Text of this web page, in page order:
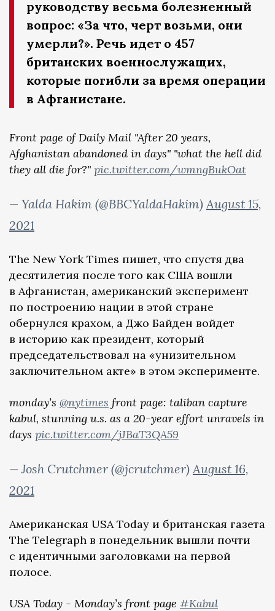
руководству весьма болезненный
вопрос: «За что, черт возьми, они
умерли?». Речь идет о 457
британских военнослужащих,
которые погибли за время операции
в Афганистане.
Front page of Daily Mail "After 20 years,
Afghanistan abandoned in days" "what the hell did
they all die for?" pic.twitter.com/wmngBukOat
— Yalda Hakim (@BBCYaldaHakim)August 15,
2021
The New York Times пишет, что спустя два
десятилетия после того как США вошли
в Афганистан, американский эксперимент
по построению нации в этой стране
обернулся крахом, а Джо Байден войдет
в историю как президент, который
председательствовал на «унизительном
заключительном акте» в этом эксперименте.
monday’s @nytimes front page: taliban capture
kabul, stunning u.s. as a 20-year effort unravels in
days pic.twitter.com/jJBaT3QA59
— Josh Crutchmer (@jcrutchmer)August 16,
2021
Американская USA Today и британская газета
The Telegraph в понедельник вышли почти
с идентичными заголовками на первой
полосе.
USA Today - Monday’s front page #Kabul